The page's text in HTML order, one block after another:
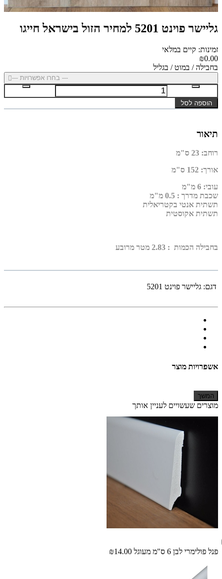
גליישר פוינט 5201 למחיר הזול בישראל חייגו
זמינות: קיים במלאי
₪0.00
בחבילה / במוט / בגליל
--- בחרו אפשרויות ---
הוספה לסל
תיאור
רוחב: 23 ס"מ
אורך: 152 ס"מ
עובי: 6 מ"מ
שכבת מדרך : 0.5 מ"מ
תשתית אנטי בקטריאלית
תשתית אקוסטית
בחבילה הכמות : 2.83 מטר מרובע
דגם: גליישר פוינט 5201
אשפרויות מוצר
המשך
מוצרים שעשויים לעניין אותך
פנל פולימרי לבן 6 ס"מ מעוגל ₪14.00